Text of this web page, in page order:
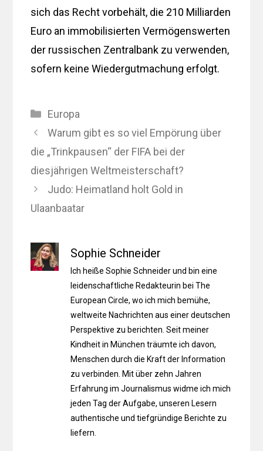
sich das Recht vorbehält, die 210 Milliarden
Euro an immobilisierten Vermögenswerten
der russischen Zentralbank zu verwenden,
sofern keine Wiedergutmachung erfolgt.
Kategorien
Europa
Warum gibt es so viel Empörung über
die „Trinkpausen“ der FIFA bei der
diesjährigen Weltmeisterschaft?
Judo: Heimatland holt Gold in
Ulaanbaatar
Sophie Schneider
Ich heiße Sophie Schneider und bin eine
leidenschaftliche Redakteurin bei The
European Circle, wo ich mich bemühe,
weltweite Nachrichten aus einer deutschen
Perspektive zu berichten. Seit meiner
Kindheit in München träumte ich davon,
Menschen durch die Kraft der Information
zu verbinden. Mit über zehn Jahren
Erfahrung im Journalismus widme ich mich
jeden Tag der Aufgabe, unseren Lesern
authentische und tiefgründige Berichte zu
liefern.